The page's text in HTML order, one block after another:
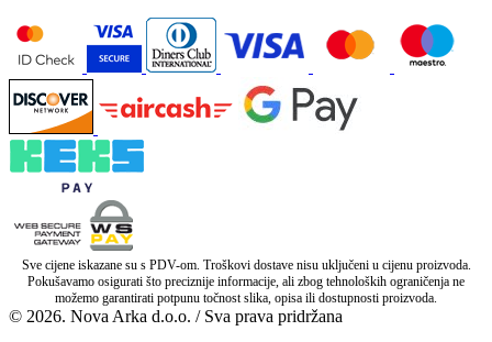
Sve cijene iskazane su s PDV-om. Troškovi dostave nisu uključeni u cijenu proizvoda.
Pokušavamo osigurati što preciznije informacije, ali zbog tehnoloških ograničenja ne
možemo garantirati potpunu točnost slika, opisa ili dostupnosti proizvoda.
© 2026. Nova Arka d.o.o. / Sva prava pridržana